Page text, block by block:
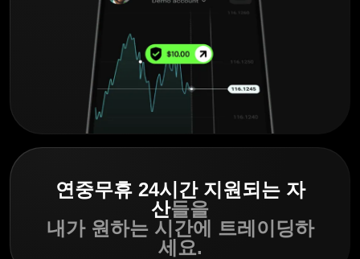
연중무휴 24시간 지원되는 자
산들을
내가 원하는 시간에 트레이딩하
세요.